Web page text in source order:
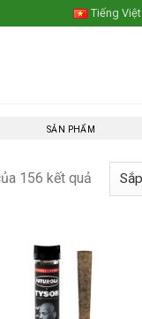
Tiếng Việt
SẢN PHẨM
156 kết quả